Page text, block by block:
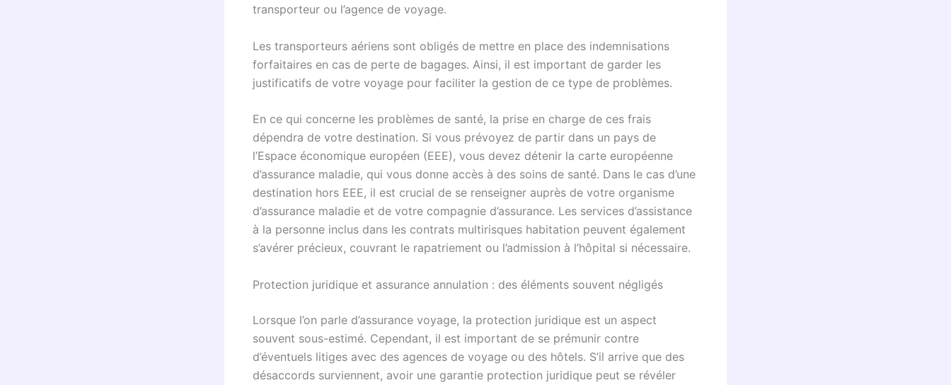
transporteur ou l’agence de voyage.
Les transporteurs aériens sont obligés de mettre en place des indemnisations
forfaitaires en cas de perte de bagages. Ainsi, il est important de garder les
justificatifs de votre voyage pour faciliter la gestion de ce type de problèmes.
En ce qui concerne les problèmes de santé, la prise en charge de ces frais
dépendra de votre destination. Si vous prévoyez de partir dans un pays de
l’Espace économique européen (EEE), vous devez détenir la carte européenne
d’assurance maladie, qui vous donne accès à des soins de santé. Dans le cas d’une
destination hors EEE, il est crucial de se renseigner auprès de votre organisme
d’assurance maladie et de votre compagnie d’assurance. Les services d’assistance
à la personne inclus dans les contrats multirisques habitation peuvent également
s’avérer précieux, couvrant le rapatriement ou l’admission à l’hôpital si nécessaire.
Protection juridique et assurance annulation : des éléments souvent négligés
Lorsque l’on parle d’assurance voyage, la protection juridique est un aspect
souvent sous-estimé. Cependant, il est important de se prémunir contre
d’éventuels litiges avec des agences de voyage ou des hôtels. S’il arrive que des
désaccords surviennent, avoir une garantie protection juridique peut se révéler